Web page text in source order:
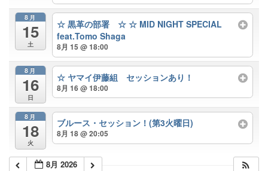
8月
15
土
☆ 黒革の部署 ☆ ☆ MID NIGHT SPECIAL
feat.Tomo Shaga
8月 15 @ 18:00
8月
16
日
☆ ヤマイ伊藤組 セッションあり！
8月 16 @ 18:00
8月
18
火
ブルース・セッション！(第3火曜日)
8月 18 @ 20:05
8月 2026